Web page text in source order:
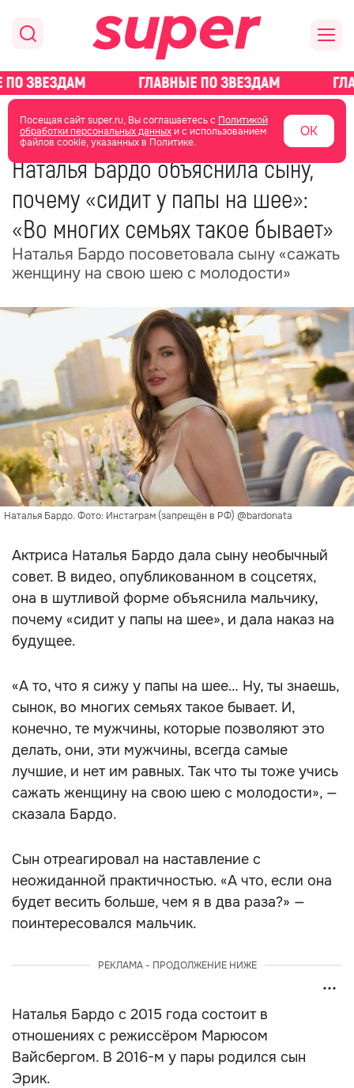
Посещая сайт super.ru, Вы соглашаетесь с Политикой
обработки персональных данныхи с использованием
файлов cookie, указанных в Политике.
ОК
главная новости о звездах новости
13 июня 16:04
Наталья Бардо объяснила сыну,
почему «сидит у папы на шее»:
«Во многих семьях такое бывает»
Наталья Бардо посоветовала сыну «сажать
женщину на свою шею с молодости»
Наталья Бардо. Фото: Инстаграм (запрещён в РФ) @bardonata
Актриса Наталья Бардо дала сыну необычный
совет. В видео, опубликованном в соцсетях,
она в шутливой форме объяснила мальчику,
почему «сидит у папы на шее», и дала наказ на
будущее.
«А то, что я сижу у папы на шее… Ну, ты знаешь,
сынок, во многих семьях такое бывает. И,
конечно, те мужчины, которые позволяют это
делать, они, эти мужчины, всегда самые
лучшие, и нет им равных. Так что ты тоже учись
сажать женщину на свою шею с молодости», —
сказала Бардо.
Сын отреагировал на наставление с
неожиданной практичностью. «А что, если она
будет весить больше, чем я в два раза?» —
поинтересовался мальчик.
РЕКЛАМА - ПРОДОЛЖЕНИЕ НИЖЕ
Наталья Бардо с 2015 года состоит в
отношениях с режиссёром Марюсом
Вайсбергом. В 2016-м у пары родился сын
Эрик.